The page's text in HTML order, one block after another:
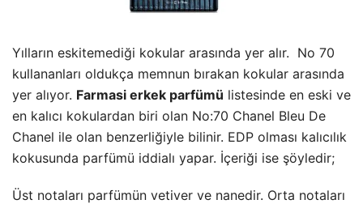
Yılların eskitemediği kokular arasında yer alır. No 70
kullananları oldukça memnun bırakan kokular arasında
yer alıyor. Farmasi erkek parfümü listesinde en eski ve
en kalıcı kokulardan biri olan No:70 Chanel Bleu De
Chanel ile olan benzerliğiyle bilinir. EDP olması kalıcılık
kokusunda parfümü iddialı yapar. İçeriği ise şöyledir;
Üst notaları parfümün vetiver ve nanedir. Orta notaları